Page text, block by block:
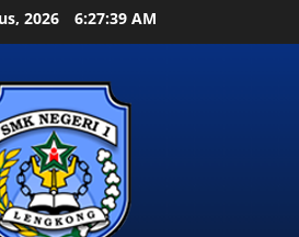
2026 6:27:41 AM